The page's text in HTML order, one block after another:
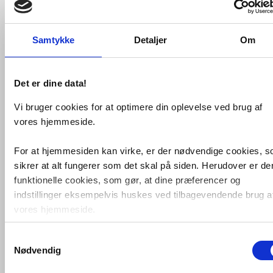
Samtykke Detaljer Om
Det er dine data!
Vi bruger cookies for at optimere din oplevelse ved brug af
vores hjemmeside.
For at hjemmesiden kan virke, er der nødvendige cookies,
sikrer at alt fungerer som det skal på siden. Herudover er
funktionelle cookies, som gør, at dine præferencer og
indstillinger eksempelvis huskes ved tilbagevendende brug
vores hjemmeside.
Foruden nødvendige og funktionelle cookies er der
cookies. Disse bruger vi bl.a. til at måle trafik, omsætning,
Nødvendig
Strømberg Lucca 30 dobbelt
nichedør - Skræddersyet
VVS nr. DLA30
Fragt 0,-